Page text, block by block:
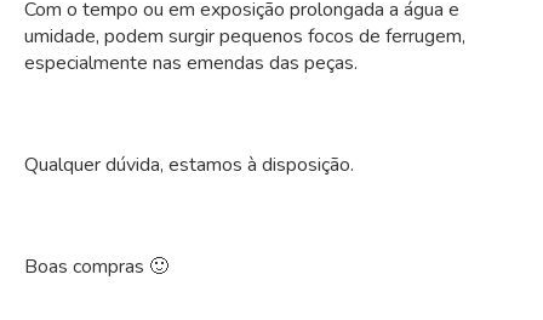
Com o tempo ou em exposição prolongada a água e
umidade, podem surgir pequenos focos de ferrugem,
especialmente nas emendas das peças.
Qualquer dúvida, estamos à disposição.
Boas compras 🙂